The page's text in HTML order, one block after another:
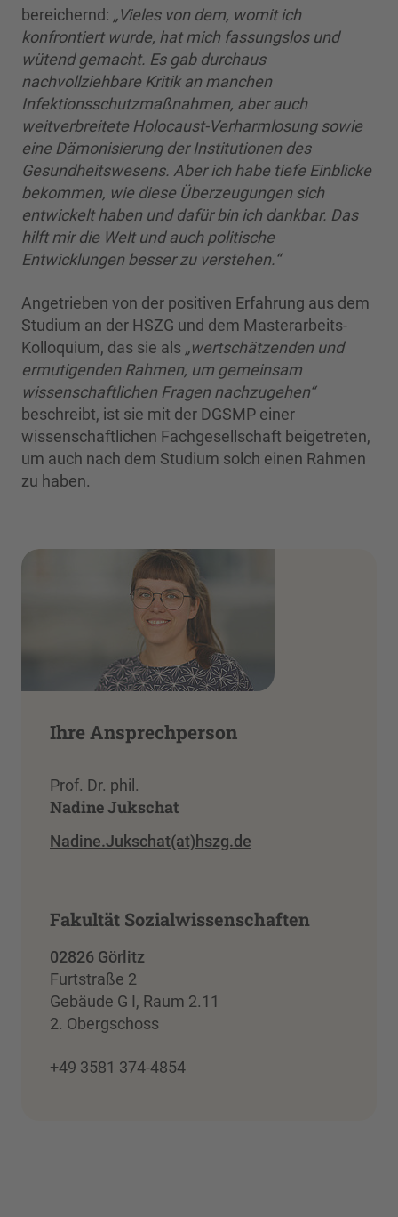
bereichernd: „Vieles von dem, womit ich
konfrontiert wurde, hat mich fassungslos und
wütend gemacht. Es gab durchaus
nachvollziehbare Kritik an manchen
Infektionsschutzmaßnahmen, aber auch
weitverbreitete Holocaust-Verharmlosung sowie
eine Dämonisierung der Institutionen des
Gesundheitswesens. Aber ich habe tiefe Einblicke
bekommen, wie diese Überzeugungen sich
entwickelt haben und dafür bin ich dankbar. Das
hilft mir die Welt und auch politische
Entwicklungen besser zu verstehen.“
Angetrieben von der positiven Erfahrung aus dem
Studium an der HSZG und dem Masterarbeits-
Kolloquium, das sie als „wertschätzenden und
ermutigenden Rahmen, um gemeinsam
wissenschaftlichen Fragen nachzugehen“
beschreibt, ist sie mit der DGSMP einer
wissenschaftlichen Fachgesellschaft beigetreten,
um auch nach dem Studium solch einen Rahmen
zu haben.
Ihre Ansprechperson
Prof. Dr. phil.
Nadine Jukschat
Nadine.Jukschat(at)hszg.de
Fakultät Sozialwissenschaften
02826 Görlitz
Furtstraße 2
Gebäude G I, Raum 2.11
2. Obergschoss
+49 3581 374-4854